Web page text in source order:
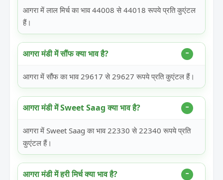
आगरा में लाल मिर्च का भाव 44008 से 44018 रूपये प्रति कुएंटल
हैं।
आगरा मंडी में सौंफ क्या भाव है?
आगरा में सौंफ का भाव 29617 से 29627 रूपये प्रति कुएंटल हैं।
आगरा मंडी में Sweet Saag क्या भाव है?
आगरा में Sweet Saag का भाव 22330 से 22340 रूपये प्रति
कुएंटल हैं।
आगरा मंडी में हरी मिर्च क्या भाव है?